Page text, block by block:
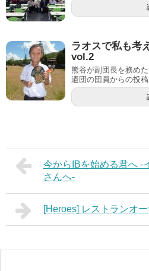
ラオスで私も考
vol.2
熊谷が副団長を務め
遣団の団員からの投稿
今からIBを始める君へ -
さんへ-
[Heroes] レストランオ